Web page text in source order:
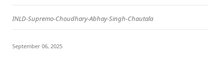
INLD-Supremo-Choudhary-Abhay-Singh-Chautala
September 06, 2025